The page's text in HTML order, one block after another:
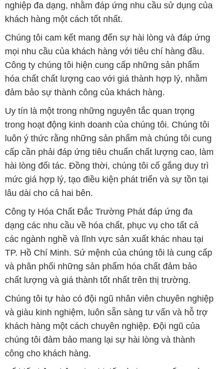
nghiệp đa dạng, nhằm đáp ứng nhu cầu sử dụng của
khách hàng một cách tốt nhất.
Chúng tôi cam kết mang đến sự hài lòng và đáp ứng
mọi nhu cầu của khách hàng với tiêu chí hàng đầu.
Công ty chúng tôi hiện cung cấp những sản phẩm
hóa chất chất lượng cao với giá thành hợp lý, nhằm
đảm bảo sự thành công của khách hàng.
Uy tín là một trong những nguyên tắc quan trọng
trong hoạt động kinh doanh của chúng tôi. Chúng tôi
luôn ý thức rằng những sản phẩm mà chúng tôi cung
cấp cần phải đáp ứng tiêu chuẩn chất lượng cao, làm
hài lòng đối tác. Đồng thời, chúng tôi cố gắng duy trì
mức giá hợp lý, tạo điều kiện phát triển và sự tồn tại
lâu dài cho cả hai bên.
Công ty Hóa Chất Đắc Trường Phát đáp ứng đa
dạng các nhu cầu về hóa chất, phục vụ cho tất cả
các ngành nghề và lĩnh vực sản xuất khác nhau tại
TP. Hồ Chí Minh. Sứ mệnh của chúng tôi là cung cấp
và phân phối những sản phẩm hóa chất đảm bảo
chất lượng và giá thành tốt nhất trên thị trường.
Chúng tôi tự hào có đội ngũ nhân viên chuyên nghiệp
và giàu kinh nghiệm, luôn sẵn sàng tư vấn và hỗ trợ
khách hàng một cách chuyên nghiệp. Đội ngũ của
chúng tôi đảm bảo mang lại sự hài lòng và thành
công cho khách hàng.